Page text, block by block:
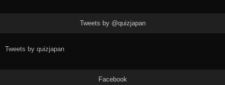
Tweets by @quizjapan
Tweets by quizjapan
Facebook